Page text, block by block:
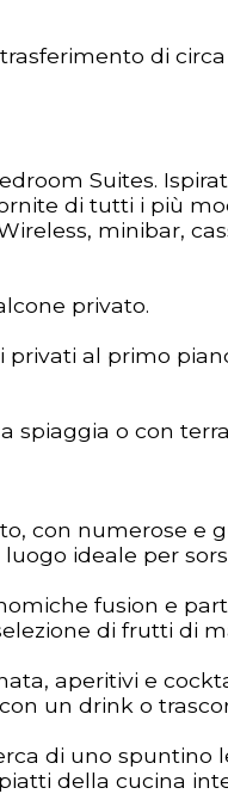
di
Suites.
di tutti i più
minibar,
privato.
al primo
spiaggia o con
con numerose e
ideale per
fusion e
di frutti di
aperitivi e
un drink o
di uno spuntino
della cucina